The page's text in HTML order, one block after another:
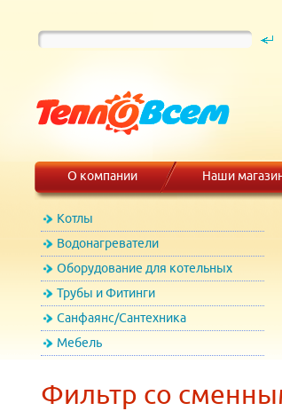
О компании Наши
Котлы
Водонагреватели
Оборудование для котельных
Трубы и Фитинги
Санфаянс/Сантехника
Мебель
Фильтр со